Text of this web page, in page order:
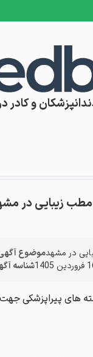
و کادر
مطب زیبایی در
در مشهدموضوع
1405 شناسه
های پیراپزشکی